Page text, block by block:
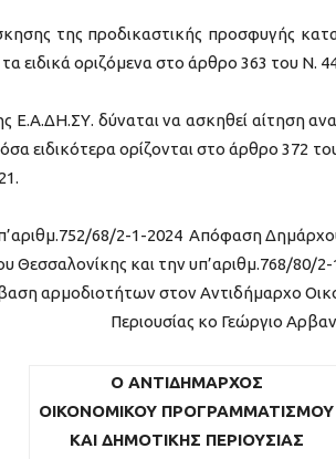
της προδικαστικής προσφυγής
ειδικά οριζόμενα στο άρθρο 363 του Ν.
δύναται να ασκηθεί αίτηση
ειδικότερα ορίζονται στο άρθρο 372
68/2-1-2024 Απόφαση
Θεσσαλονίκης και την υπ’αριθμ.768/
αρμοδιοτήτων στον Αντιδήμαρχο
Περιουσίας κο Γεώργιο
Ο ΑΝΤΙΔΗΜΑΡΧΟΣ
ΟΙΚΟΝΟΜΙΚΟΥ ΠΡΟΓΡΑΜΜΑΤΙΣΜΟΥ
ΚΑΙ ΔΗΜΟΤΙΚΗΣ ΠΕΡΙΟΥΣΙΑΣ